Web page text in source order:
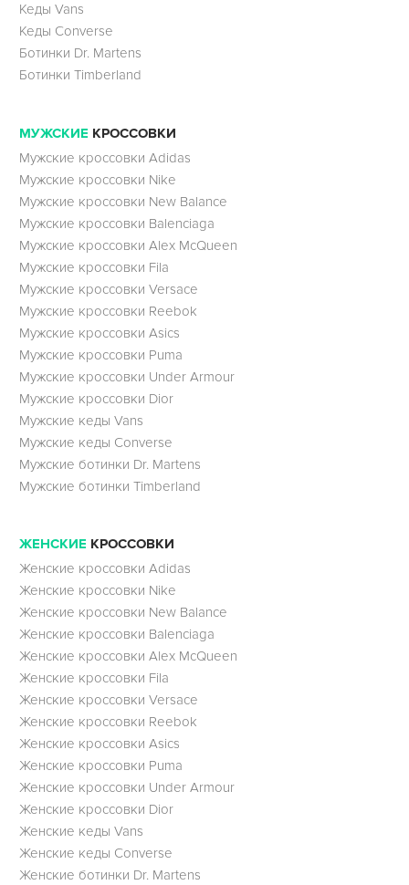
Кеды Vans
Кеды Converse
Ботинки Dr. Martens
Ботинки Timberland
МУЖСКИЕ КРОССОВКИ
Мужские кроссовки Adidas
Мужские кроссовки Nike
Мужские кроссовки New Balance
Мужские кроссовки Balenciaga
Мужские кроссовки Alex McQueen
Мужские кроссовки Fila
Мужские кроссовки Versace
Мужские кроссовки Reebok
Мужские кроссовки Asics
Мужские кроссовки Puma
Мужские кроссовки Under Armour
Мужские кроссовки Dior
Мужские кеды Vans
Мужские кеды Converse
Мужские ботинки Dr. Martens
Мужские ботинки Timberland
ЖЕНСКИЕ КРОССОВКИ
Женские кроссовки Adidas
Женские кроссовки Nike
Женские кроссовки New Balance
Женские кроссовки Balenciaga
Женские кроссовки Alex McQueen
Женские кроссовки Fila
Женские кроссовки Versace
Женские кроссовки Reebok
Женские кроссовки Asics
Женские кроссовки Puma
Женские кроссовки Under Armour
Женские кроссовки Dior
Женские кеды Vans
Женские кеды Converse
Женские ботинки Dr. Martens